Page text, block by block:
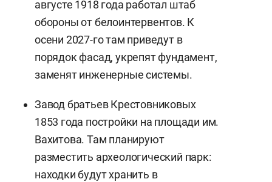
августе 1918 года работал штаб
обороны от белоинтервентов. К
осени 2027-го там приведут в
порядок фасад, укрепят фундамент,
заменят инженерные системы.
Завод братьев Крестовниковых
1853 года постройки на площади им.
Вахитова. Там планируют
разместить археологический парк:
находки будут хранить в